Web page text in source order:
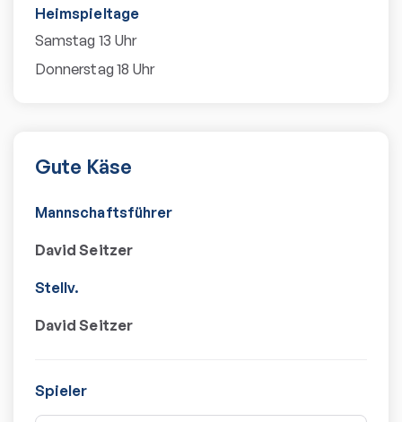
Heimspieltage
Samstag 13 Uhr
Donnerstag 18 Uhr
Gute Käse
Mannschaftsführer
David Seitzer
Stellv.
David Seitzer
Spieler